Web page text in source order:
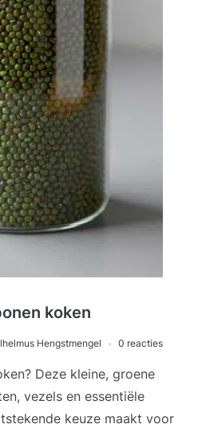
koken
Hengstmengel 0 reacties
Deze kleine, groene
vezels en essentiële
keuze maakt voor